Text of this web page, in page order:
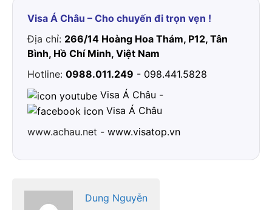
Visa Á Châu – Cho chuyến đi trọn vẹn !
Địa chỉ: 266/14 Hoàng Hoa Thám, P12, Tân
Bình, Hồ Chí Minh, Việt Nam
Hotline: 0988.011.249 - 098.441.5828
Visa Á Châu -
Visa Á Châu
www.achau.net - www.visatop.vn
Dung Nguyễn